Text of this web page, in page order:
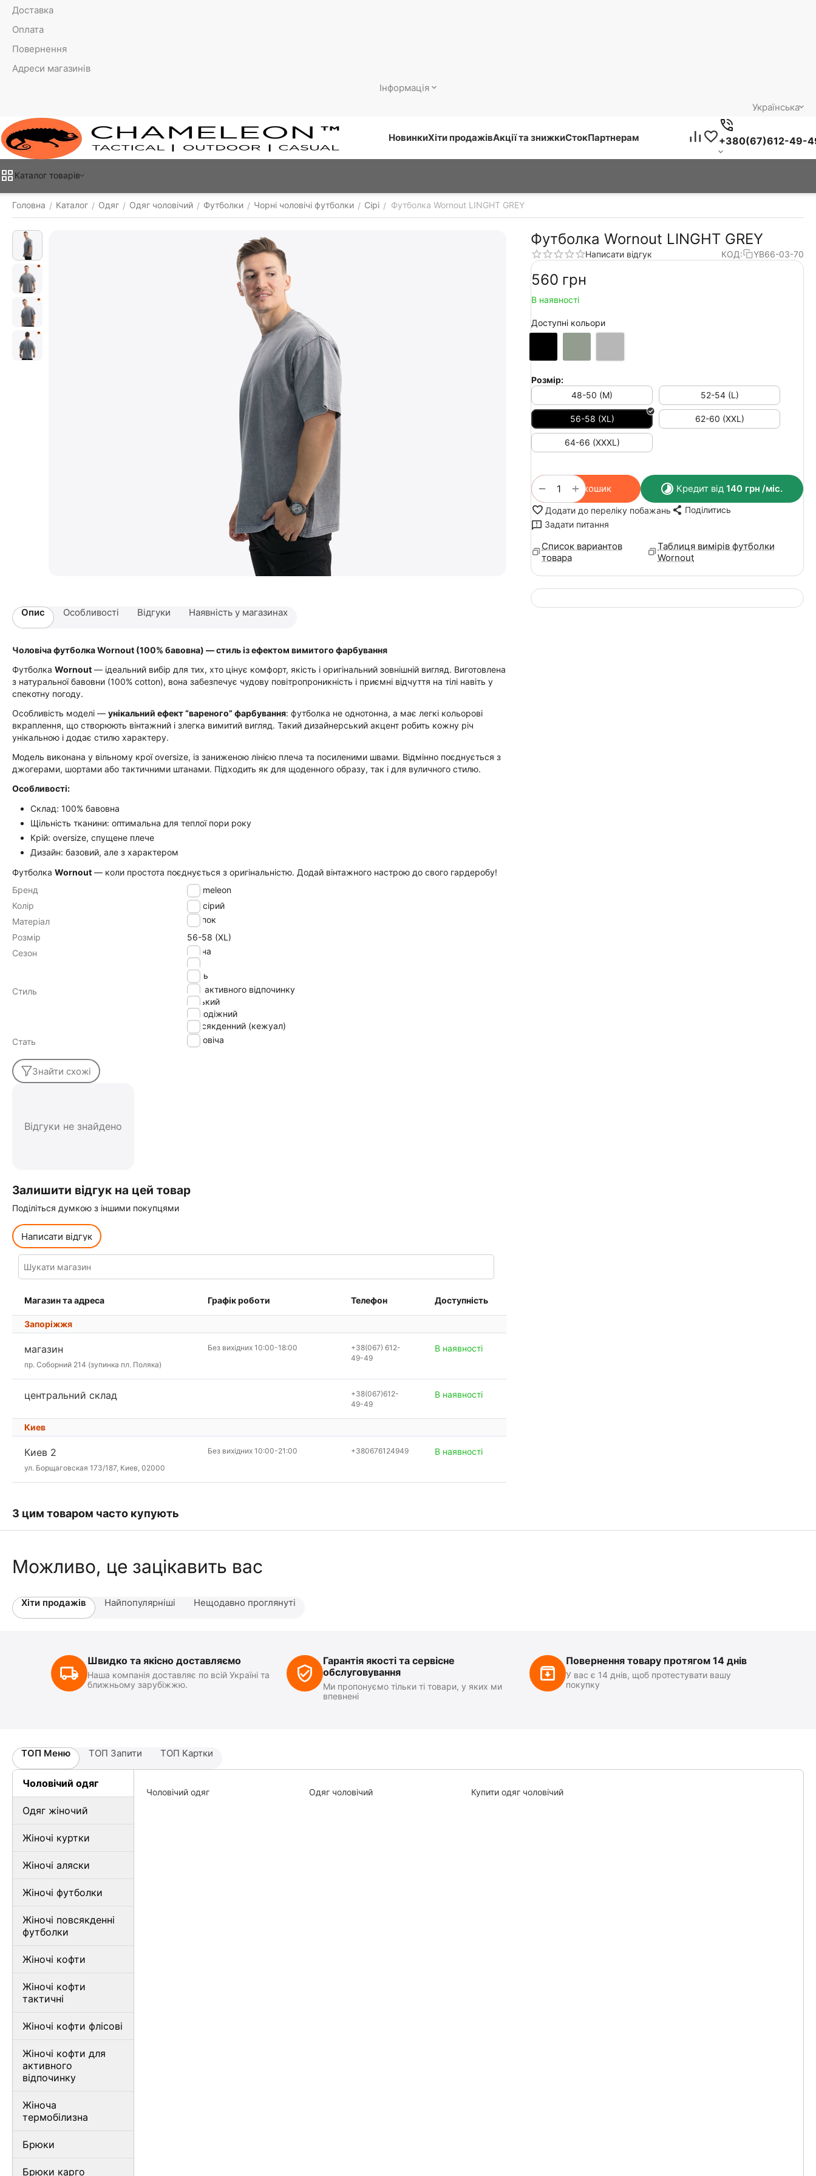
Доставка
Оплата
Повернення
Адреси магазинів
Інформація
Українська
НовинкиХіти продажівАкції та знижкиСтокПартнерам +380(67)612-49-
Каталог товарiв
Головна / Каталог / Одяг / Одяг чоловічий / Футболки / Чорні чоловічі футболки / Сірі / Футболка Wornout LINGHT GREY
Футболка Wornout LINGHT GREY
Написати відгук КОД: YB66-03-70
‍560‍ грн
В наявності
Доступні кольори
Розмір:
48-50 (M)
52-54 (L)
56-58 (XL) 62-60 (XXL)
64-66 (XXXL)
+
− У кошик Кредит від 140 грн /міс.
Додати до переліку побажань
Поділитись
Задати питання
Список вариантов
товара
Таблиця вимірів футболки
Wornout
Опис Особливості Відгуки Наявність у магазинах
Чоловіча футболка Wornout (100% бавовна) — стиль із ефектом вимитого фарбування
Футболка Wornout — ідеальний вибір для тих, хто цінує комфорт, якість і оригінальний зовнішній вигляд. Виготовлена
з натуральної бавовни (100% cotton), вона забезпечує чудову повітропроникність і приємні відчуття на тілі навіть у
спекотну погоду.
Особливість моделі — унікальний ефект “вареного” фарбування: футболка не однотонна, а має легкі кольорові
вкраплення, що створюють вінтажний і злегка вимитий вигляд. Такий дизайнерський акцент робить кожну річ
унікальною і додає стилю характеру.
Модель виконана у вільному крої oversize, із заниженою лінією плеча та посиленими швами. Відмінно поєднується з
джогерами, шортами або тактичними штанами. Підходить як для щоденного образу, так і для вуличного стилю.
Особливості:
Склад: 100% бавовна
Щільність тканини: оптимальна для теплої пори року
Крій: oversize, спущене плече
Дизайн: базовий, але з характером
Футболка Wornout — коли простота поєднується з оригінальністю. Додай вінтажного настрою до свого гардеробу!
Бренд
Chameleon
Колір
сірий
Матеріал
хлопок
Розмір
56-58 (XL)
Сезон
весна
літо
осінь
Стиль
для активного відпочинку
міський
молодіжний
повсякденний (кежуал)
Стать
Чоловіча
Знайти схожі
Відгуки не знайдено
Залишити відгук на цей товар
Поділіться думкою з іншими покупцями
Написати відгук
Магазин та адреса Графік роботи Телефон Доступність
Запоріжжя
магазин
пр. Соборний 214 (зупинка пл. Поляка)
Без вихідних 10:00-18:00
+38(067) 612-
49-49
В наявності
центральний склад
+38(067)612-
49-49
В наявності
Киев
Киев 2
ул. Борщаговская 173/187, Киев, 02000
Без вихідних 10:00-21:00 +380676124949 В наявності
З цим товаром часто купують
Можливо, це зацікавить вас
Хіти продажів Найпопулярніші Нещодавно проглянуті
Швидко та якісно доставляємо
Наша компанія доставляє по всій Україні та
ближньому зарубіжжю.
Гарантія якості та сервісне
обслуговування
Ми пропонуємо тільки ті товари, у яких ми
впевнені
Повернення товару протягом 14 днів
У вас є 14 днів, щоб протестувати вашу
покупку
ТОП Меню ТОП Запити ТОП Картки
Чоловічий одяг
Одяг жіночий
Жіночі куртки
Жіночі аляски
Жіночі футболки
Жіночі повсякденні
футболки
Жіночі кофти
Жіночі кофти
тактичні
Жіночі кофти флісові
Жіночі кофти для
активного
відпочинку
Жіноча
термобілизна
Брюки
Брюки карго
Чоловічий одяг Одяг чоловічий Купити одяг чоловічий